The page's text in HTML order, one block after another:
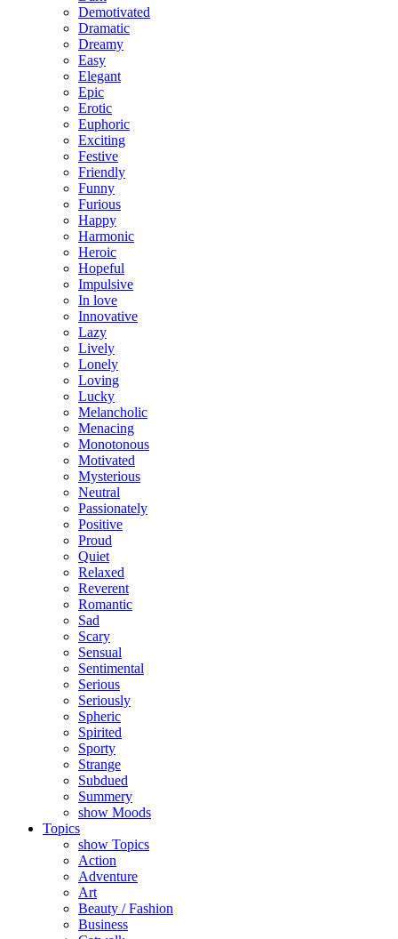
Demotivated
Dramatic
Dreamy
Easy
Elegant
Epic
Erotic
Euphoric
Exciting
Festive
Friendly
Funny
Furious
Happy
Harmonic
Heroic
Hopeful
Impulsive
In love
Innovative
Lazy
Lively
Lonely
Loving
Lucky
Melancholic
Menacing
Monotonous
Motivated
Mysterious
Neutral
Passionately
Positive
Proud
Quiet
Relaxed
Reverent
Romantic
Sad
Scary
Sensual
Sentimental
Serious
Seriously
Spheric
Spirited
Sporty
Strange
Subdued
Summery
show Moods
Topics
show Topics
Action
Adventure
Art
Beauty / Fashion
Business